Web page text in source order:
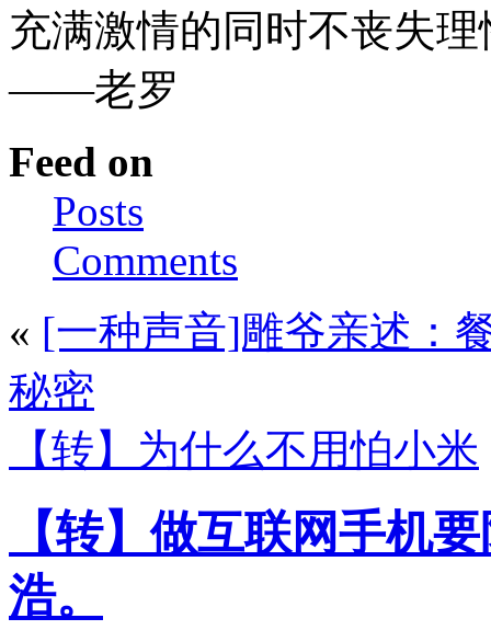
充满激情的同时不丧失
——老罗
Feed on
Posts
Comments
« [一种声音]雕爷亲述：
秘密
【转】为什么不用怕小米
【转】做互联网手机
浩。